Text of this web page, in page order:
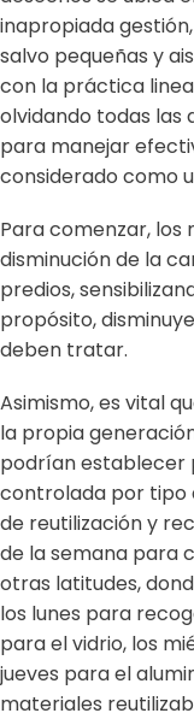
inapropiada
salvo pequeñas y
con la práctica
olvidando todas las
para manejar
considerado como
Para comenzar, los
disminución de la
predios,
propósito,
deben tratar.
Asimismo, es vital
la propia
podrían establecer
controlada por tipo
de reutilización y
de la semana para
otras latitudes,
los lunes para
para el vidrio, los
jueves para el
materiales